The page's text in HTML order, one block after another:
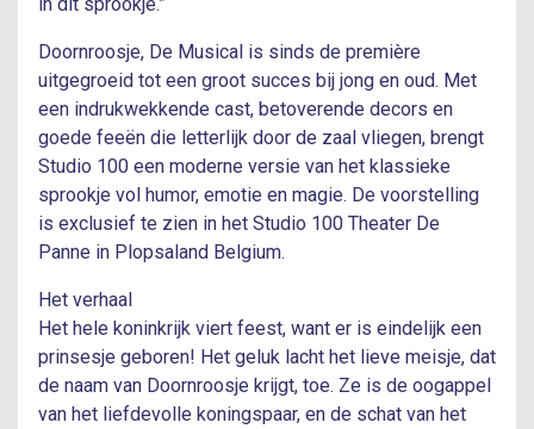
Doornroosje, De Musical is sinds de première
uitgegroeid tot een groot succes bij jong en oud. Met
een indrukwekkende cast, betoverende decors en
goede feeën die letterlijk door de zaal vliegen, brengt
Studio 100 een moderne versie van het klassieke
sprookje vol humor, emotie en magie. De voorstelling
is exclusief te zien in het Studio 100 Theater De
Panne in Plopsaland Belgium.
Het verhaal
Het hele koninkrijk viert feest, want er is eindelijk een
prinsesje geboren! Het geluk lacht het lieve meisje, dat
de naam van Doornroosje krijgt, toe. Ze is de oogappel
van het liefdevolle koningspaar, en de schat van het